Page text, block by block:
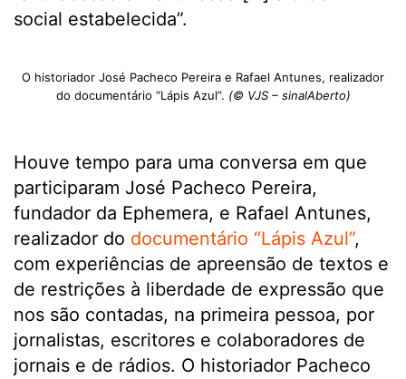
social estabelecida”.
O historiador José Pacheco Pereira e Rafael Antunes, realizador
do documentário “Lápis Azul”. (© VJS – sinalAberto)
Houve tempo para uma conversa em que
participaram José Pacheco Pereira,
fundador da Ephemera, e Rafael Antunes,
realizador do documentário “Lápis Azul”,
com experiências de apreensão de textos e
de restrições à liberdade de expressão que
nos são contadas, na primeira pessoa, por
jornalistas, escritores e colaboradores de
jornais e de rádios. O historiador Pacheco